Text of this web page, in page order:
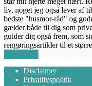
liv, noget jeg også lever af
bedste "husmor-råd" og
gælder både til dig som
guider dig også frem, som
rengøringsartikler til et
Disclaimer
Privatlivspolitik